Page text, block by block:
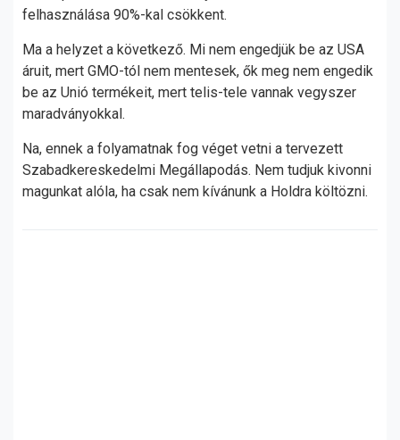
felhasználása 90%-kal csökkent.
Ma a helyzet a következő. Mi nem engedjük be az USA
áruit, mert GMO-tól nem mentesek, ők meg nem engedik
be az Unió termékeit, mert telis-tele vannak vegyszer
maradványokkal.
Na, ennek a folyamatnak fog véget vetni a tervezett
Szabadkereskedelmi Megállapodás. Nem tudjuk kivonni
magunkat alóla, ha csak nem kívánunk a Holdra költözni.